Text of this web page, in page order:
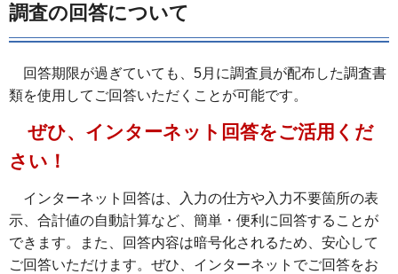
調査の回答について
回答期限が過ぎていても、5月に調査員が配布した調査書
類を使用してご回答いただくことが可能です。
ぜひ、インターネット回答をご活用くだ
さい！
インターネット回答は、入力の仕方や入力不要箇所の表
示、合計値の自動計算など、簡単・便利に回答することが
できます。また、回答内容は暗号化されるため、安心して
ご回答いただけます。ぜひ、インターネットでご回答をお